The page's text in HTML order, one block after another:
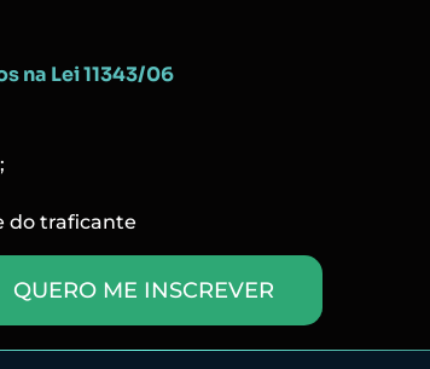
na Lei 11343/06
do traficante
QUERO ME INSCREVER